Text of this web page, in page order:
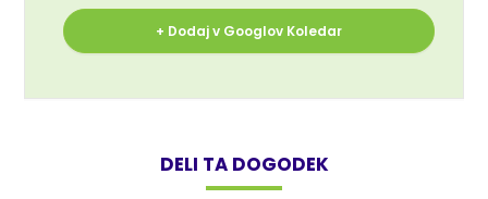
+ Dodaj v Googlov Koledar
DELI TA DOGODEK